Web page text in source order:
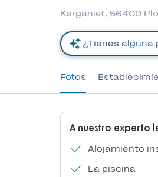
Kerganiet, 56400
Fotos
A nuestro experto
Alojamiento
La piscina